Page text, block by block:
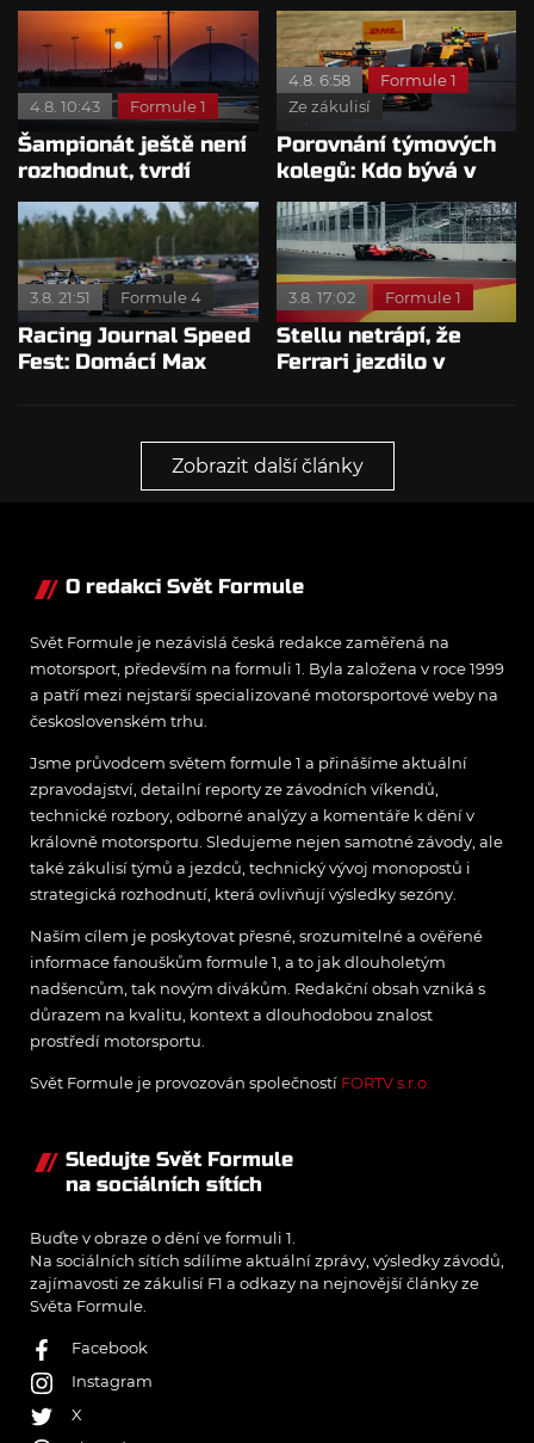
rosteme, chválí Audi
McNish
Mercedesu je jedno,
kdo zvítězí
4.8. 10:43 Formule 1
Šampionát ještě není
rozhodnut, tvrdí
Brundle
4.8. 6:58
Formule 1
Ze zákulisí
Porovnání týmových
kolegů: Kdo bývá v
sobotu nejrychlejší?
3.8. 21:51 Formule 4
Racing Journal Speed
Fest: Domácí Max
3.8. 17:02 Formule 1
Stellu netrápí, že
Ferrari jezdilo v
Zobrazit další články
O redakci Svět Formule
Svět Formule je nezávislá česká redakce zaměřená na
motorsport, především na formuli 1. Byla založena v roce 1999
a patří mezi nejstarší specializované motorsportové weby na
československém trhu.
Jsme průvodcem světem formule 1 a přinášíme aktuální
zpravodajství, detailní reporty ze závodních víkendů,
technické rozbory, odborné analýzy a komentáře k dění v
královně motorsportu. Sledujeme nejen samotné závody, ale
také zákulisí týmů a jezdců, technický vývoj monopostů i
strategická rozhodnutí, která ovlivňují výsledky sezóny.
Naším cílem je poskytovat přesné, srozumitelné a ověřené
informace fanouškům formule 1, a to jak dlouholetým
nadšencům, tak novým divákům. Redakční obsah vzniká s
důrazem na kvalitu, kontext a dlouhodobou znalost
prostředí motorsportu.
Svět Formule je provozován společností FORTV s.r.o.
Sledujte Svět Formule
na sociálních sítích
Buďte v obraze o dění ve formuli 1.
Na sociálních sítích sdílíme aktuální zprávy, výsledky závodů,
zajímavosti ze zákulisí F1 a odkazy na nejnovější články ze
Světa Formule.
Facebook
Instagram
X